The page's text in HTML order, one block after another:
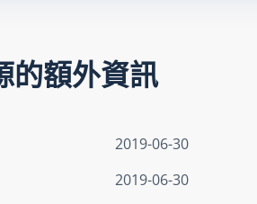
的額外資訊
2019-06-30
2019-06-30